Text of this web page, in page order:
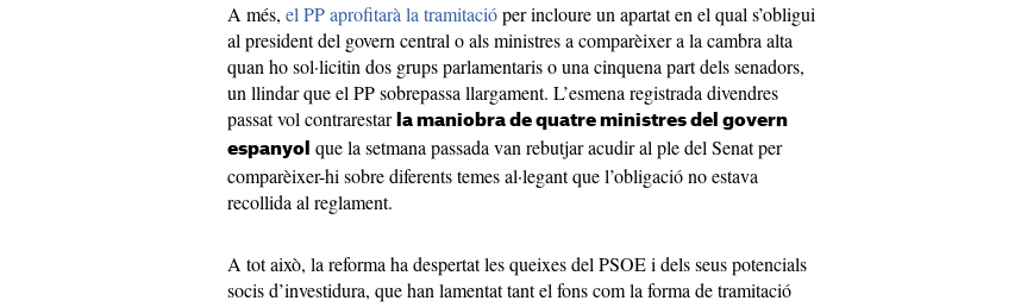
A més, el PP aprofitarà la tramitacióper incloure un apartat en el qual s’obligui
al president del govern central o als ministres a comparèixer a la cambra alta
quan ho sol·licitin dos grups parlamentaris o una cinquena part dels senadors,
un llindar que el PP sobrepassa llargament. L’esmena registrada divendres
passat vol contrarestar la maniobra de quatre ministres del govern
espanyol que la setmana passada van rebutjar acudir al ple del Senat per
comparèixer-hi sobre diferents temes al·legant que l’obligació no estava
recollida al reglament.
A tot això, la reforma ha despertat les queixes del PSOE i dels seus potencials
socis d’investidura, que han lamentat tant el fons com la forma de tramitació